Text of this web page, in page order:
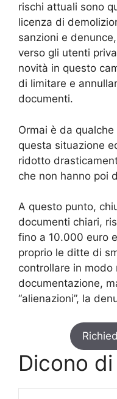
rischi attuali sono
licenza di
sanzioni e
verso gli utenti
novità in questo
di limitare e
documenti.
Ormai è da
questa situazione
ridotto
che non hanno poi
A questo punto,
documenti chiari,
fino a 10.000 euro
proprio le ditte di
controllare in modo
documentazione,
“alienazioni”, la
Dicono